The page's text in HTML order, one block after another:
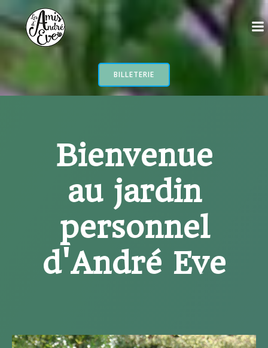
contenu
BILLETERIE
Bienvenue
au jardin
personnel
d'André Eve